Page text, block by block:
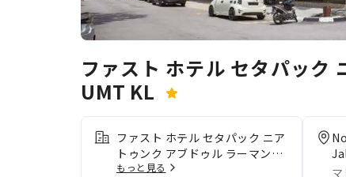
ファスト ホテル セタパック
UMT KL
ファスト ホテル セタパック ニア
トゥンク アブドゥル ラーマン
UMT KLで、比類ない設備と機能
もっと見る